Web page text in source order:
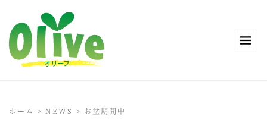
ホーム > NEWS > お盆期間中